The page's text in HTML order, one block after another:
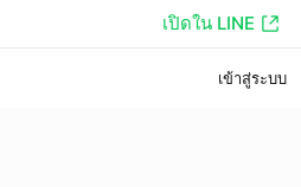
เปิดใน LINE
เข้าสู่ระบบ